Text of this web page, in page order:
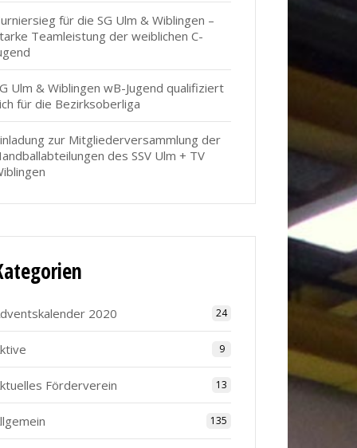
für die SG Ulm & Wiblingen –
Teamleistung der weiblichen C-
Ulm & Wiblingen wB-Jugend qualifiziert
für die Bezirksoberliga
zur Mitgliederversammlung der
des SSV Ulm + TV
2020 24
9
Förderverein 13
135